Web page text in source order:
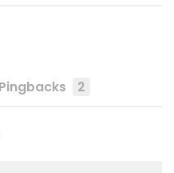
Pingbacks 2